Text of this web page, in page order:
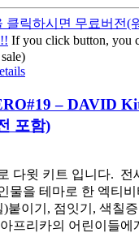
클릭하시면 무료버전(
If you click button, you
– DAVID
포함)
다윗 키트 입니다. 전
물을 테마로 한 엑티
)붙이기, 점잇기, 색칠
프리카의 어린이들